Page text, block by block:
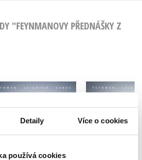
Detaily Více o cookies
používá cookies
"FEYNMANOVY PŘEDNÁŠKY Z
Feynmanovy
z fyziky -
2. revidované vydání
- 1. díl
Richard Feynman
přednášky
Richard